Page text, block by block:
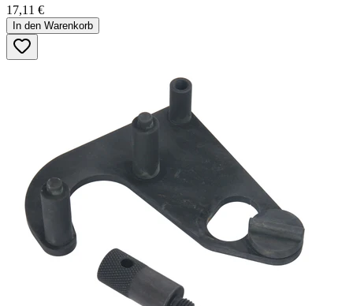
17,11 €
In den Warenkorb